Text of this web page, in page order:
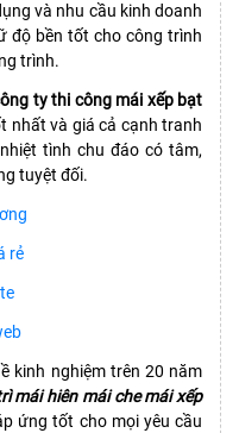
và nhu cầu kinh doanh
độ bền tốt cho công trình
trình.
ty thi công mái xếp bạt
nhất và giá cả cạnh tranh
tình chu đáo có tâm,
tuyệt đối.
rẻ
kinh nghiệm trên 20 năm
mái hiên mái che mái xếp
ứng tốt cho mọi yêu cầu